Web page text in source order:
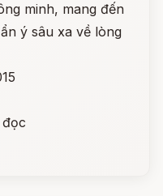
minh, mang đến
ý sâu xa về lòng